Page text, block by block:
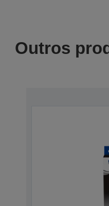
Outros